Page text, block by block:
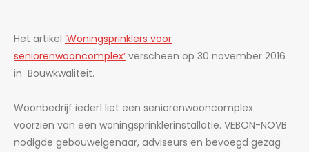
Het artikel ‘Woningsprinklers voor
seniorenwooncomplex’ verscheen op 30 november 2016
in Bouwkwaliteit.
Woonbedrijf ieder1 liet een seniorenwooncomplex
voorzien van een woningsprinklerinstallatie. VEBON-NOVB
nodigde gebouweigenaar, adviseurs en bevoegd gezag